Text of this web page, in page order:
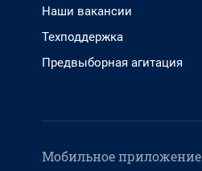
Наши вакансии
Техподдержка
Предвыборная агитация
Мобильное приложение